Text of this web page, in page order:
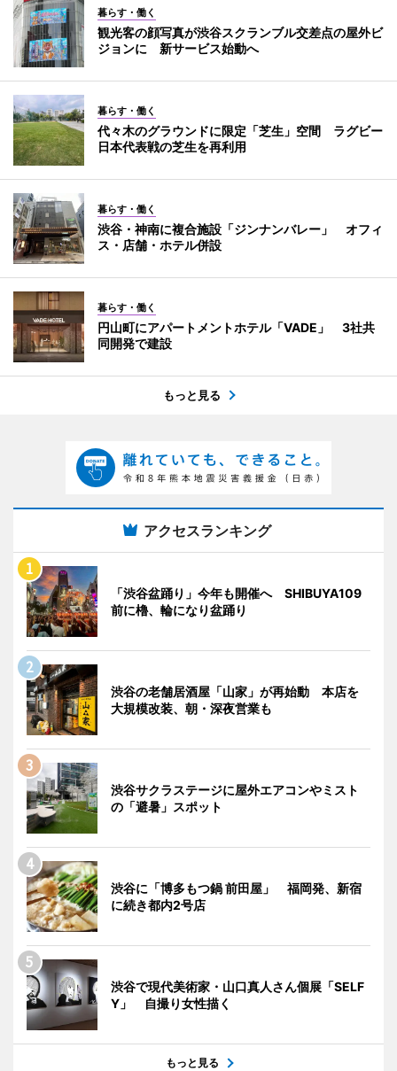
暮らす・働く
観光客の顔写真が渋谷スクランブル交差点の屋外ビ
ジョンに 新サービス始動へ
暮らす・働く
代々木のグラウンドに限定「芝生」空間 ラグビー
日本代表戦の芝生を再利用
暮らす・働く
渋谷・神南に複合施設「ジンナンバレー」 オフィ
ス・店舗・ホテル併設
暮らす・働く
円山町にアパートメントホテル「VADE」 3社共
同開発で建設
もっと見る
アクセスランキング
「渋谷盆踊り」今年も開催へ SHIBUYA109
前に櫓、輪になり盆踊り
渋谷の老舗居酒屋「山家」が再始動 本店を
大規模改装、朝・深夜営業も
渋谷サクラステージに屋外エアコンやミスト
の「避暑」スポット
渋谷に「博多もつ鍋 前田屋」 福岡発、新宿
に続き都内2号店
渋谷で現代美術家・山口真人さん個展「SELF
Y」 自撮り女性描く
もっと見る